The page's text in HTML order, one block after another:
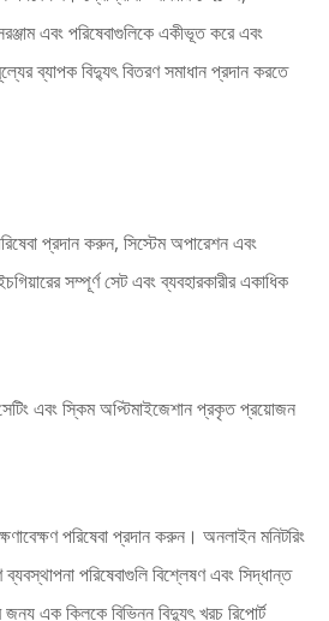
এবং পরিষেবাগুলিকে একীভূত করে এবং
ব্যাপক বিদ্যুৎ বিতরণ সমাধান প্রদান করতে
প্রদান করুন, সিস্টেম অপারেশন এবং
সম্পূর্ণ সেট এবং ব্যবহারকারীর একাধিক
এবং স্কিম অপ্টিমাইজেশান প্রকৃত প্রয়োজন
পরিষেবা প্রদান করুন। অনলাইন মনিটরিং
পরিষেবাগুলি বিশ্লেষণ এবং সিদ্ধান্ত
জন্য এক ক্লিকে বিভিন্ন বিদ্যুৎ খরচ রিপোর্ট